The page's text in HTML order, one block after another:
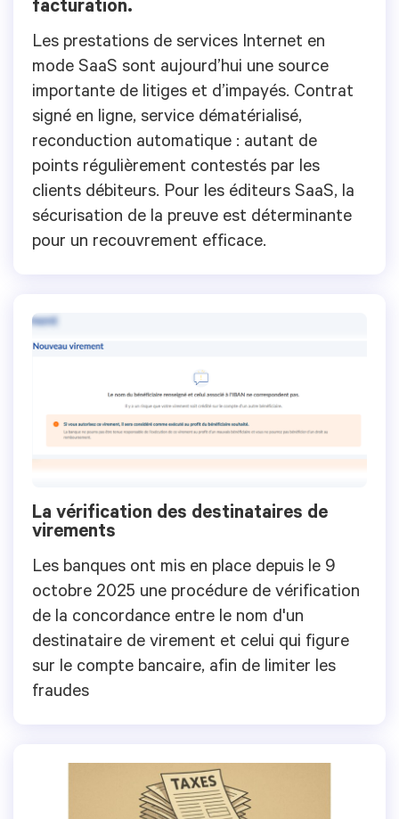
facturation.
Les prestations de services Internet en
mode SaaS sont aujourd’hui une source
importante de litiges et d’impayés. Contrat
signé en ligne, service dématérialisé,
reconduction automatique : autant de
points régulièrement contestés par les
clients débiteurs. Pour les éditeurs SaaS, la
sécurisation de la preuve est déterminante
pour un recouvrement efficace.
La vérification des destinataires de
virements
Les banques ont mis en place depuis le 9
octobre 2025 une procédure de vérification
de la concordance entre le nom d'un
destinataire de virement et celui qui figure
sur le compte bancaire, afin de limiter les
fraudes